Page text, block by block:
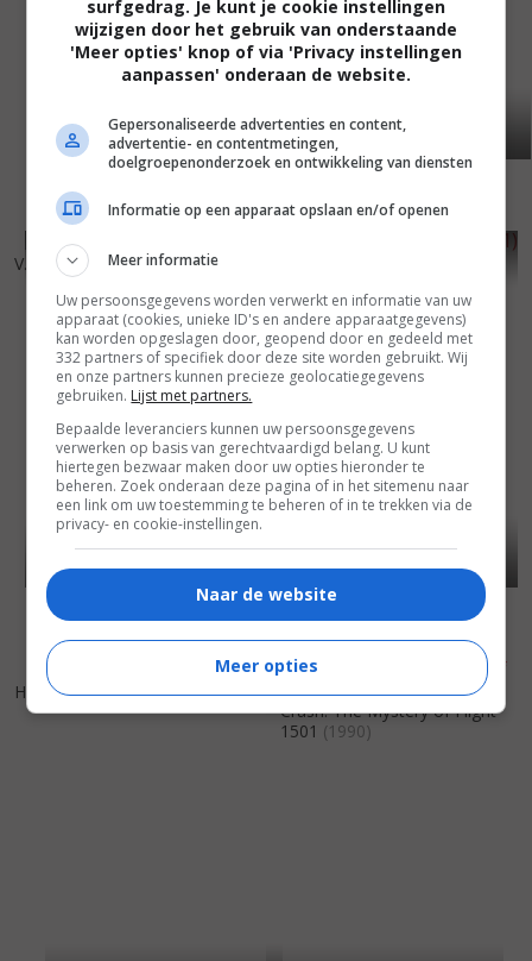
4,5
V.I. Warshawski (1991)
Hard to Kill (1990) 5
Crash: The Mystery of Flight
1501 (1990)
surfgedrag. Je kunt je cookie instellingen
wijzigen door het gebruik van onderstaande
'Meer opties' knop of via 'Privacy instellingen
aanpassen' onderaan de website.
Gepersonaliseerde advertenties en content,
advertentie- en contentmetingen,
doelgroepenonderzoek en ontwikkeling van diensten
Informatie op een apparaat opslaan en/of openen
Meer informatie
Uw persoonsgegevens worden verwerkt en informatie van uw
apparaat (cookies, unieke ID's en andere apparaatgegevens)
kan worden opgeslagen door, geopend door en gedeeld met
332 partners of specifiek door deze site worden gebruikt. Wij
en onze partners kunnen precieze geolocatiegegevens
gebruiken. Lijst met partners.
Bepaalde leveranciers kunnen uw persoonsgegevens
verwerken op basis van gerechtvaardigd belang. U kunt
hiertegen bezwaar maken door uw opties hieronder te
beheren. Zoek onderaan deze pagina of in het sitemenu naar
een link om uw toestemming te beheren of in te trekken via de
privacy- en cookie-instellingen.
Naar de website
Meer opties